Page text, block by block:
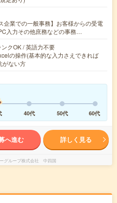
企業での一般事務】お客様からの受電
入力その他庶務などの事務…
ンクOK / 英語力不要
の操作(基本的な入力さえできれば
がない方
40代 50代 60代
へ進む 詳しく見る
グループ株式会社 中四国